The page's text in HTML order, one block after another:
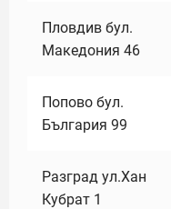
Пловдив бул.
Македония 46
Попово бул.
България 99
Разград ул.Хан
Кубрат 1